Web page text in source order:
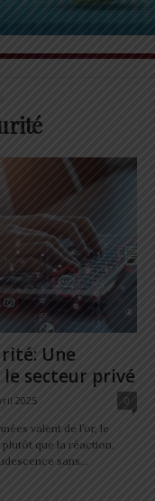
Une
secteur privé
2025 0
valent de l’or, le
que la réaction.
sans...